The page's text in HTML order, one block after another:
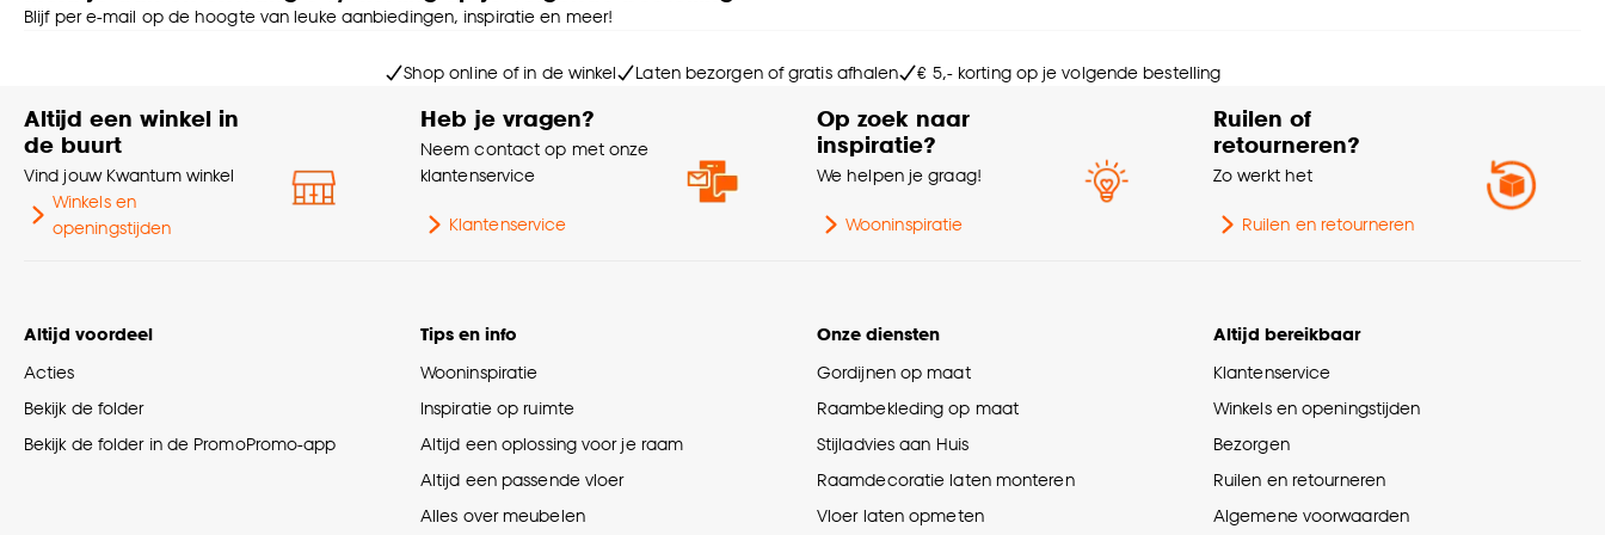
Blijf per e-mail op de hoogte van leuke aanbiedingen, inspiratie en meer!
Shop online of in de winkel Laten bezorgen of gratis afhalen € 5,- korting op je volgende bestelling
Altijd een winkel in
de buurt
Vind jouw Kwantum winkel
Winkels en
openingstijden
Heb je vragen?
Neem contact op met onze
klantenservice
Klantenservice
Op zoek naar
inspiratie?
We helpen je graag!
Wooninspiratie
Ruilen of
retourneren?
Zo werkt het
Ruilen en retourneren
Altijd voordeel
Acties
Bekijk de folder
Bekijk de folder in de PromoPromo-app
Tips en info
Wooninspiratie
Inspiratie op ruimte
Altijd een oplossing voor je raam
Altijd een passende vloer
Alles over meubelen
Onze diensten
Gordijnen op maat
Raambekleding op maat
Stijladvies aan Huis
Raamdecoratie laten monteren
Vloer laten opmeten
Altijd bereikbaar
Klantenservice
Winkels en openingstijden
Bezorgen
Ruilen en retourneren
Algemene voorwaarden